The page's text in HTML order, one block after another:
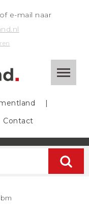
of e-mail naar
|
Contact